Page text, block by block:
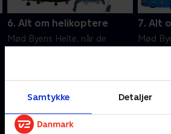
Samtykke Detaljer
6. Alt om helikoptere
Mød Byens Helte, når de
fortæller alt, hvad de ved om
7. Alt
Mød